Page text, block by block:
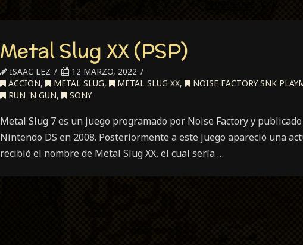
Metal Slug XX (PSP)
ISAAC LEZ
12 MARZO, 2022
ACCION, METAL SLUG, METAL SLUG XX, NOISE FACTORY SNK
RUN 'N GUN, SONY
Metal Slug 7 es un juego programado por Noise Factory y
Nintendo DS en 2008. Posteriormente a este juego apareció una
recibió el nombre de Metal Slug XX, el cual sería …